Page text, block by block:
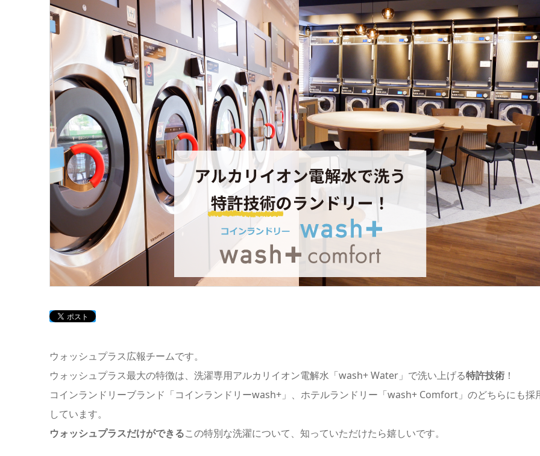
ウォッシュプラス広報チームです。
ウォッシュプラス最大の特徴は、洗濯専用アルカリイオン電解水「wash+ Water」で洗い上げる特許技術 ！
コインランドリーブランド「コインランドリーwash+」、ホテルランドリー「wash+ Comfort」のどちらにも採
しています。
ウォッシュプラスだけができるこの特別な洗濯について、知っていただけたら嬉しいです。